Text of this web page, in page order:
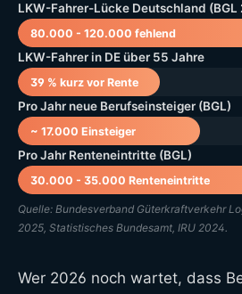
LKW-Fahrer-Lücke Deutschland (BGL
80.000 - 120.000 fehlend
LKW-Fahrer in DE über 55 Jahre
39 % kurz vor Rente
Pro Jahr neue Berufseinsteiger (BGL)
~ 17.000 Einsteiger
Pro Jahr Renteneintritte (BGL)
30.000 - 35.000 Renteneintritte
Quelle: Bundesverband Güterkraftverkehr
2025, Statistisches Bundesamt, IRU 2024.
Wer 2026 noch wartet, dass